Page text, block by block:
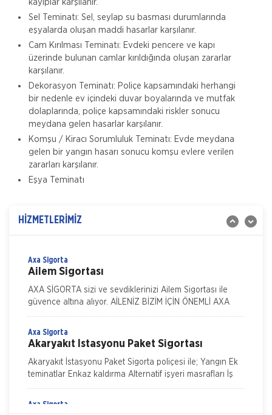
kayıplar karşılanır.
Sel Teminatı: Sel, seylap su basması durumlarında
eşyalarda oluşan maddi hasarlar karşılanır.
Cam Kırılması Teminatı: Evdeki pencere ve kapı
üzerinde bulunan camlar kırıldığında oluşan zararlar
karşılanır.
Dekorasyon Teminatı: Poliçe kapsamındaki herhangi
bir nedenle ev içindeki duvar boyalarında ve mutfak
dolaplarında, poliçe kapsamındaki riskler sonucu
meydana gelen hasarlar karşılanır.
Komşu / Kiracı Sorumluluk Teminatı: Evde meydana
gelen bir yangın hasarı sonucu komşu evlere verilen
zararları karşılanır.
Eşya Teminatı
HİZMETLERİMİZ
Aksigorta
Zorunlu Deprem Sigortası
Zorunlu Deprem Sigortası depremin, deprem sonucu
yangın, infilak, tsunami ve yer kaymasının sigortalı
binalarda neden olacağı hasarlara karşı güvence sağlar.
Teminatı Doğal Afetler
İş yeri Paket Sigortası siz iş yeri sahipleri düşünülerek
Axa Sigorta
Ailem Sigortası
AXA SİGORTA sizi ve sevdiklerinizi Ailem Sigortası ile
güvence altına alıyor. AİLENİZ BİZİM İÇİN ÖNEMLİ AXA
SİGORTA sizi ve/veya ailenizi, ferdi kaza teminatları il
Axa Sigorta
Akaryakıt İstasyonu Paket Sigortası
Akaryakıt İstasyonu Paket Sigorta poliçesi ile; Yangın Ek
teminatlar Enkaz kaldırma Alternatif işyeri masrafları İş
durması Cam kırılması Grev, lokavt, halk hareke
Axa Sigorta
Nakliye Hasarı İçin Gerekli Bilgiler